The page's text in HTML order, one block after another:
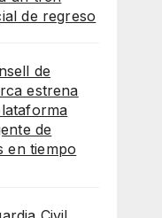
de regreso
de
estrena
de
en tiempo